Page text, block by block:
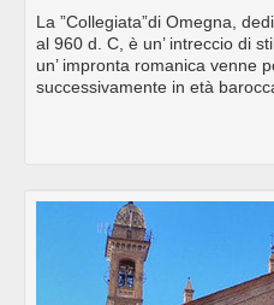
La ”Collegiata”di Omegna,
al 960 d. C, è un’ intreccio di
un’ impronta romanica venne
successivamente in età